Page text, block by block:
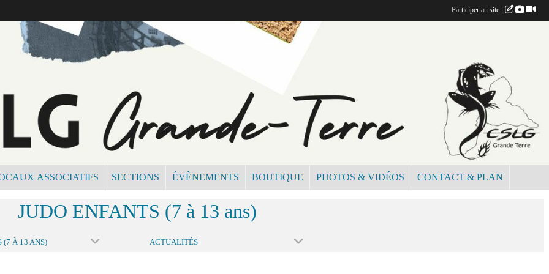
ASSOCIATIFS SECTIONS ÉVÈNEMENTS BOUTIQUE PHOTOS & VIDÉOS CONTACT & PLAN
JUDO ENFANTS (7 à 13 ans)
(7 À 13 ANS) ACTUALITÉS
Participer au site :